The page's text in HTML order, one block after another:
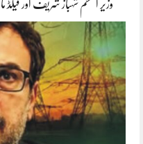
وزیر اعظم شہباز شریف اور